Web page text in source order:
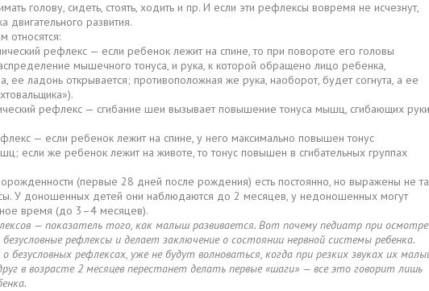
голову, сидеть, стоять, ходить и пр. И если эти рефлексы вовремя не исчезнут,
развития.
относятся:
рефлекс — если ребенок лежит на спине, то при повороте его головы
мышечного тонуса, и рука, к которой обращено лицо ребенка,
ее ладонь открывается; противоположная же рука, наоборот, будет согнута, а ее
рефлекс — сгибание шеи вызывает повышение тонуса мышц, сгибающих руки
— если ребенок лежит на спине, у него максимально повышен тонус
если же ребенок лежит на животе, то тонус повышен в сгибательных группах
(первые 28 дней после рождения) есть постоянно, но выражены не
У доношенных детей они наблюдаются до 2 месяцев, у недоношенных могут
время (до 3–4 месяцев).
— показатель того, как малыш развивается. Вот почему педиатр при осмотре
рефлексы и делает заключение о состоянии нервной системы ребенка.
безусловных рефлексах, уже не будут волноваться, когда при резких звуках их
в возрасте 2 месяцев перестанет делать первые «шаги» — все это говорит лишь